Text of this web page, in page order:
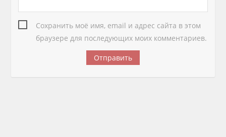
Сохранить моё имя, email и адрес сайта в этом
браузере для последующих моих комментариев.